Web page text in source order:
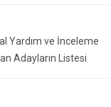
Yardım ve İnceleme
Adayların Listesi